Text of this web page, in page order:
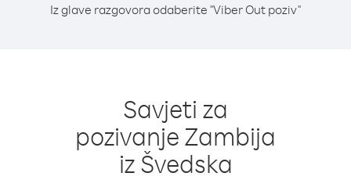
Iz glave razgovora odaberite "Viber Out poziv"
Savjeti za
pozivanje Zambija
iz Švedska